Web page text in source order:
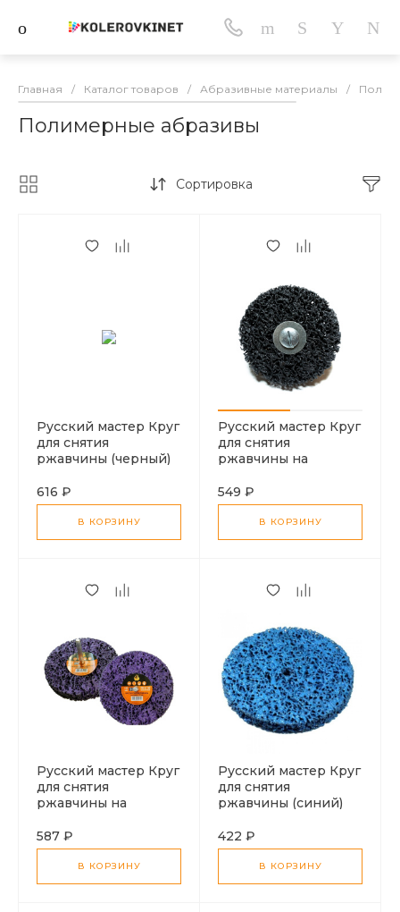
Главная / Каталог товаров / Абразивные материалы /
Полимерные абразивы
Сортировка
Русский мастер Круг
для снятия
ржавчины (черный)
616 ₽
В КОРЗИНУ
Русский мастер Круг
для снятия
ржавчины на
100мм
549 ₽
В КОРЗИНУ
Русский мастер Круг
для снятия
ржавчины на
(фиолетовый) 100мм
587 ₽
В КОРЗИНУ
Русский мастер Круг
для снятия
ржавчины (синий)
422 ₽
В КОРЗИНУ